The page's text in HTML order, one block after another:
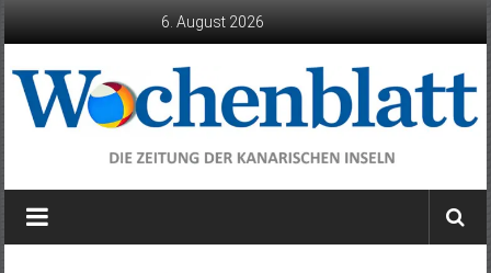
6. August 2026
Wochenblatt
die